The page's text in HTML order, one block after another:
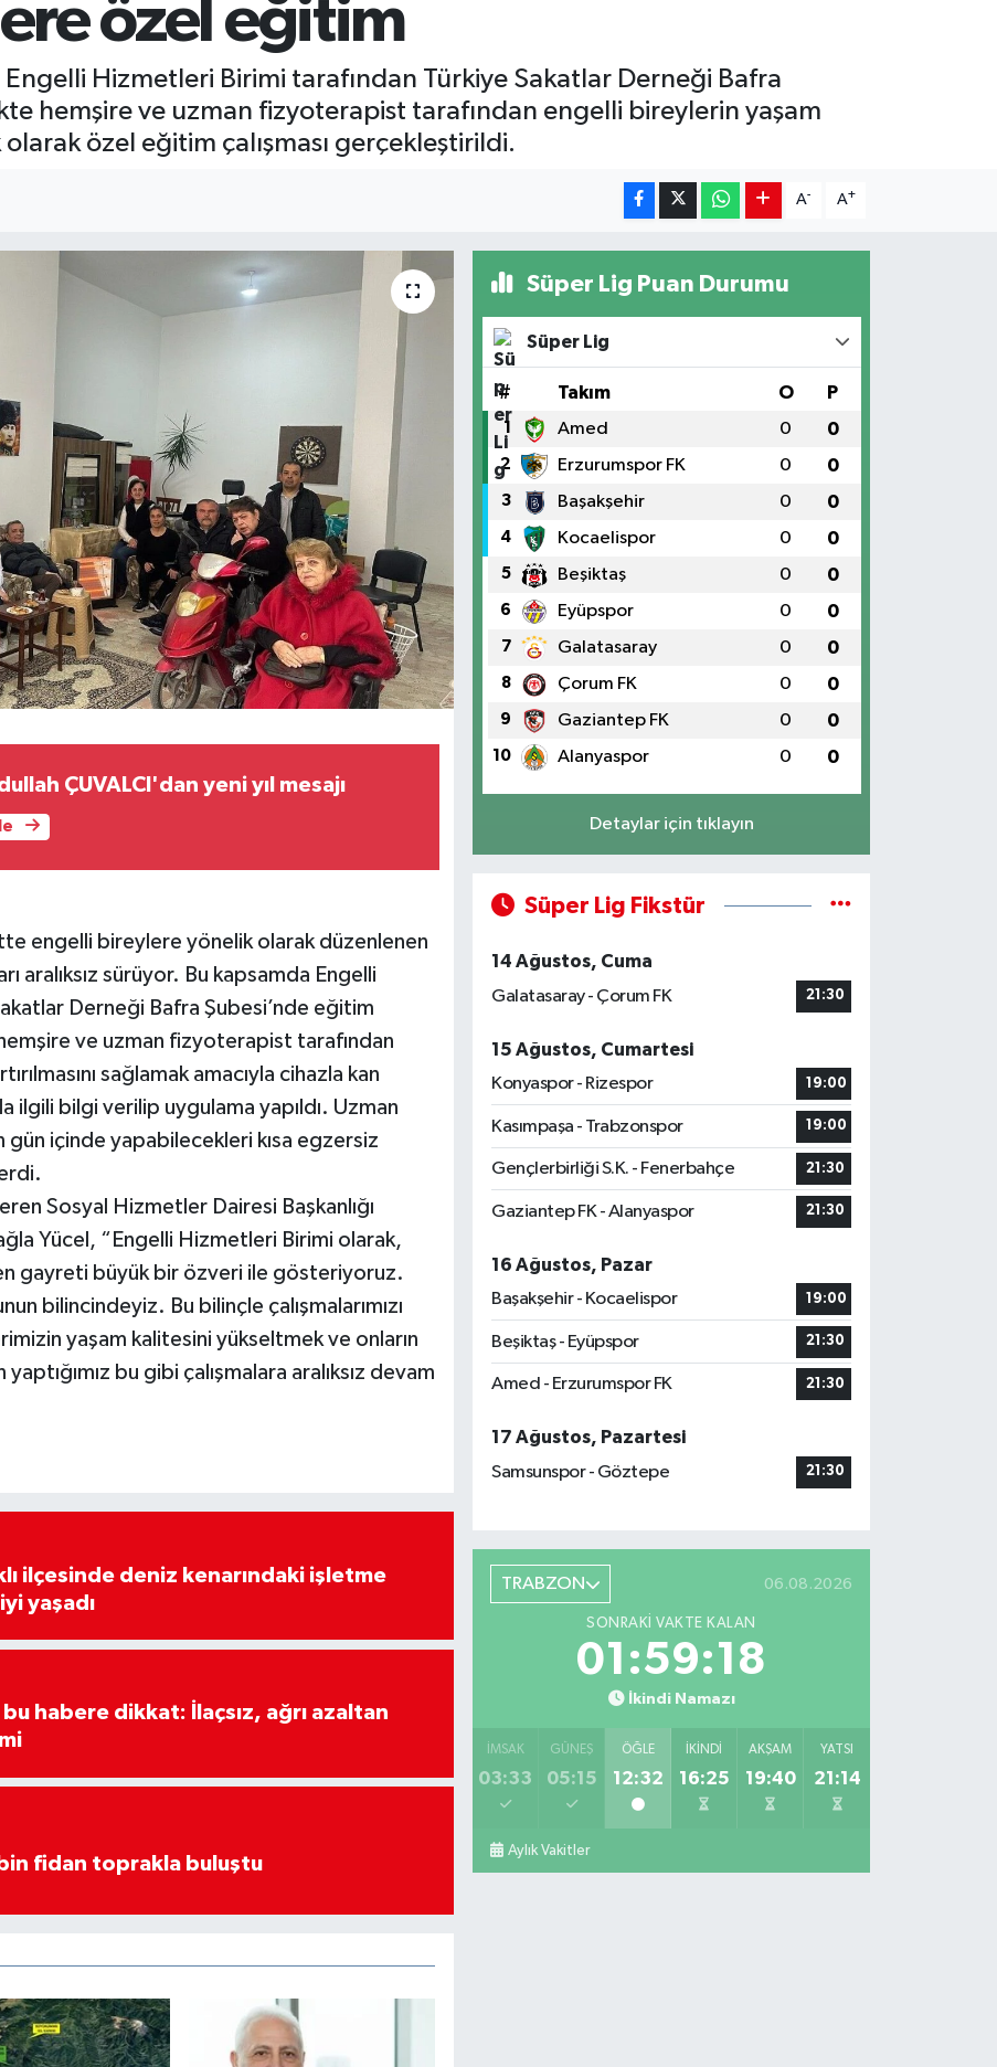
özel eğitim
Hizmetleri Birimi tarafından Türkiye Sakatlar Derneği Bafra
hemşire ve uzman fizyoterapist tarafından engelli bireylerin yaşam
olarak özel eğitim çalışması gerçekleştirildi.
A- A+
ÇUVALCI'dan yeni yıl mesajı
engelli bireylere yönelik olarak düzenlenen
aralıksız sürüyor. Bu kapsamda Engelli
Derneği Bafra Şubesi’nde eğitim
ve uzman fizyoterapist tarafından
sağlamak amacıyla cihazla kan
ilgili bilgi verilip uygulama yapıldı. Uzman
içinde yapabilecekleri kısa egzersiz
Sosyal Hizmetler Dairesi Başkanlığı
Yücel, “Engelli Hizmetleri Birimi olarak,
gayreti büyük bir özveri ile gösteriyoruz.
bilincindeyiz. Bu bilinçle çalışmalarımızı
yaşam kalitesini yükseltmek ve onların
bu gibi çalışmalara aralıksız devam
ilçesinde deniz kenarındaki işletme
yaşadı
habere dikkat: İlaçsız, ağrı azaltan
fidan toprakla buluştu
Süper Lig Puan Durumu
Süper Lig
# Takım O P
1 Amed 0 0
2 Erzurumspor FK 0 0
3 Başakşehir 0 0
4 Kocaelispor 0 0
5 Beşiktaş 0 0
6 Eyüpspor 0 0
7 Galatasaray 0 0
8 Çorum FK 0 0
9 Gaziantep FK 0 0
10 Alanyaspor 0 0
Detaylar için tıklayın
Süper Lig Fikstür
14 Ağustos, Cuma
Galatasaray - Çorum FK
21:30
15 Ağustos, Cumartesi
Konyaspor - Rizespor
19:00
Kasımpaşa - Trabzonspor 19:00
Gençlerbirliği S.K. - Fenerbahçe 21:30
Gaziantep FK - Alanyaspor 21:30
16 Ağustos, Pazar
Başakşehir - Kocaelispor
19:00
Beşiktaş - Eyüpspor 21:30
Amed - Erzurumspor FK 21:30
17 Ağustos, Pazartesi
Samsunspor - Göztepe
21:30
TRABZON 06.08.2026
SONRAKI VAKTE KALAN
01:59:17
İkindi Namazı
İMSAK
03:33
GÜNEŞ
05:15
ÖĞLE
12:32
İKINDI
16:25
AKŞAM
19:40
YATSI
21:14
Aylık Vakitler